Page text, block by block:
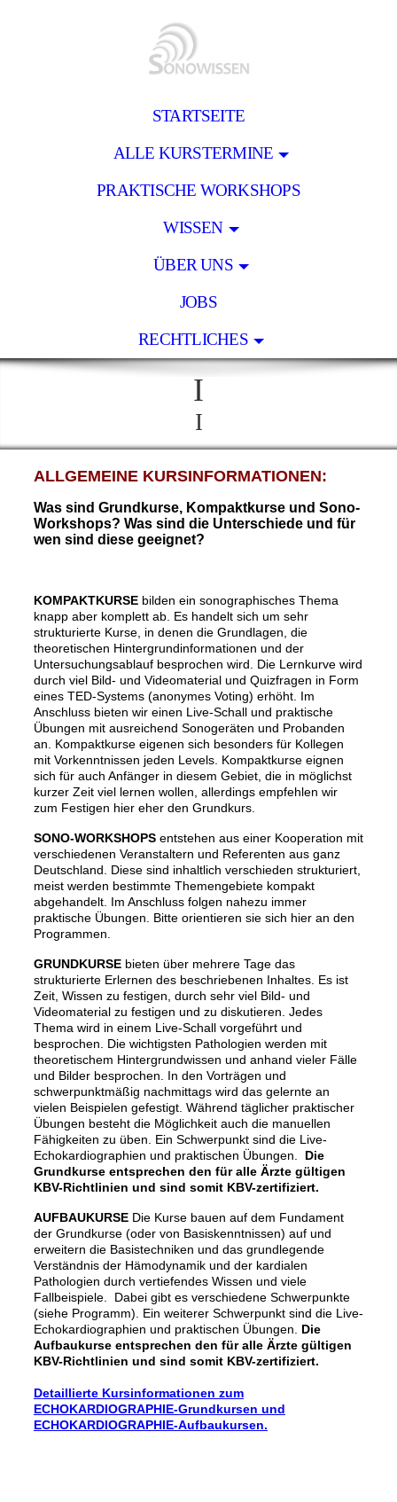
STARTSEITE
ALLE KURSTERMINE
PRAKTISCHE WORKSHOPS
WISSEN
ÜBER UNS
JOBS
RECHTLICHES
I
I
ALLGEMEINE KURSINFORMATIONEN:
Was sind Grundkurse, Kompaktkurse und Sono-
Workshops? Was sind die Unterschiede und für
wen sind diese geeignet?
KOMPAKTKURSEbilden ein sonographisches Thema
knapp aber komplett ab. Es handelt sich um sehr
strukturierte Kurse, in denen die Grundlagen, die
theoretischen Hintergrundinformationen und der
Untersuchungsablauf besprochen wird. Die Lernkurve wird
durch viel Bild- und Videomaterial und Quizfragen in Form
eines TED-Systems (anonymes Voting) erhöht. Im
Anschluss bieten wir einen Live-Schall und praktische
Übungen mit ausreichend Sonogeräten und Probanden
an. Kompaktkurse eigenen sich besonders für Kollegen
mit Vorkenntnissen jeden Levels. Kompaktkurse eignen
sich für auch Anfänger in diesem Gebiet, die in möglichst
kurzer Zeit viel lernen wollen, allerdings empfehlen wir
zum Festigen hier eher den Grundkurs.
SONO-WORKSHOPSentstehen aus einer Kooperation mit
verschiedenen Veranstaltern und Referenten aus ganz
Deutschland. Diese sind inhaltlich verschieden strukturiert,
meist werden bestimmte Themengebiete kompakt
abgehandelt. Im Anschluss folgen nahezu immer
praktische Übungen. Bitte orientieren sie sich hier an den
Programmen.
GRUNDKURSEbieten über mehrere Tage das
strukturierte Erlernen des beschriebenen Inhaltes. Es ist
Zeit, Wissen zu festigen, durch sehr viel Bild- und
Videomaterial zu festigen und zu diskutieren. Jedes
Thema wird in einem Live-Schall vorgeführt und
besprochen. Die wichtigsten Pathologien werden mit
theoretischem Hintergrundwissen und anhand vieler Fälle
und Bilder besprochen. In den Vorträgen und
schwerpunktmäßig nachmittags wird das gelernte an
vielen Beispielen gefestigt. Während täglicher praktischer
Übungen besteht die Möglichkeit auch die manuellen
Fähigkeiten zu üben. Ein Schwerpunkt sind die Live-
Echokardiographien und praktischen Übungen. Die
Grundkurse entsprechen den für alle Ärzte gültigen
KBV-Richtlinien und sind somit KBV-zertifiziert.
AUFBAUKURSE Die Kurse bauen auf dem Fundament
der Grundkurse (oder von Basiskenntnissen) auf und
erweitern die Basistechniken und das grundlegende
Verständnis der Hämodynamik und der kardialen
Pathologien durch vertiefendes Wissen und viele
Fallbeispiele. Dabei gibt es verschiedene Schwerpunkte
(siehe Programm). Ein weiterer Schwerpunkt sind die Live-
Echokardiographien und praktischen Übungen.
Die
Aufbaukurse entsprechen den für alle Ärzte gültigen
KBV-Richtlinien und sind somit KBV-zertifiziert.
Detaillierte Kursinformationen zum
ECHOKARDIOGRAPHIE-Grundkursen und
ECHOKARDIOGRAPHIE-Aufbaukursen.